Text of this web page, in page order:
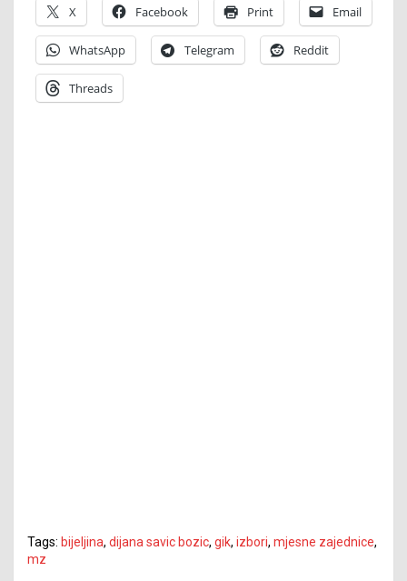
X Facebook Print Email
WhatsApp Telegram Reddit
Threads
Tags: bijeljina, dijana savic bozic, gik, izbori, mjesne zajednice,
mz